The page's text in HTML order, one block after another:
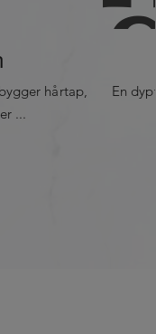
hårtap,
...
En